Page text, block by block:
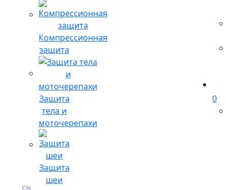
Компрессионная
защита
Защита
тела и
моточерепахи
Защита
шеи
0